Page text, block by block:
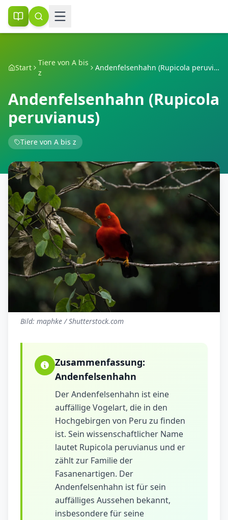
Start
Tiere von A bis
z
Andenfelsenhahn (Rupicola peruvianus)
Andenfelsenhahn (Rupicola
peruvianus)
Tiere von A bis z
Bild: maphke / Shutterstock.com
Zusammenfassung:
Andenfelsenhahn
Der Andenfelsenhahn ist eine
auffällige Vogelart, die in den
Hochgebirgen von Peru zu finden
ist. Sein wissenschaftlicher Name
lautet Rupicola peruvianus und er
zählt zur Familie der
Fasanenartigen. Der
Andenfelsenhahn ist für sein
auffälliges Aussehen bekannt,
insbesondere für seine